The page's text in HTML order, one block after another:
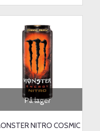
På lager
NITRO COSMIC